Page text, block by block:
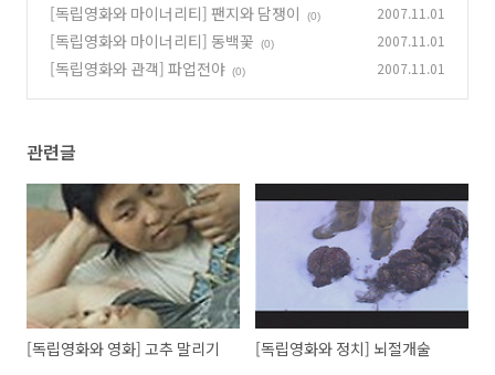
[독립영화와 마이너리티] 팬지와 담쟁이 (0) 2007.11.01
[독립영화와 마이너리티] 동백꽃 (0) 2007.11.01
[독립영화와 관객] 파업전야 (0) 2007.11.01
관련글
[독립영화와 영화] 고추 말리기 [독립영화와 정치] 뇌절개술